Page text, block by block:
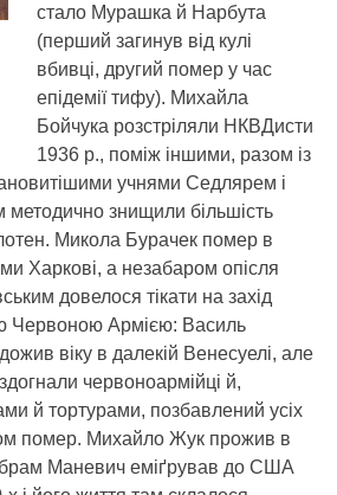
стало Мурашка й Нарбута
(перший загинув від кулі
вбивці, другий помер у час
епідемії тифу). Михайла
Бойчука розстріляли НКВДисти
1936 р., поміж іншими, разом із
учнями Седлярем і
знищили більшість
Микола Бурачек помер в
Харкові, а незабаром опісля
довелося тікати на захід
Червоною Армією: Василь
віку в далекій Венесуелі, але
червоноармійці й,
й тортурами, позбавлений усіх
помер. Михайло Жук прожив в
Маневич еміґрував до США